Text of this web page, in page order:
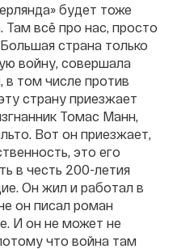
будет тоже
Там всё про нас, просто
страна только
войну, совершала
в том числе против
страну приезжает
Томас Манн,
Вот он приезжает,
это его
в честь 200-летия
Он жил и работал в
он писал роман
И он не может не
что война там